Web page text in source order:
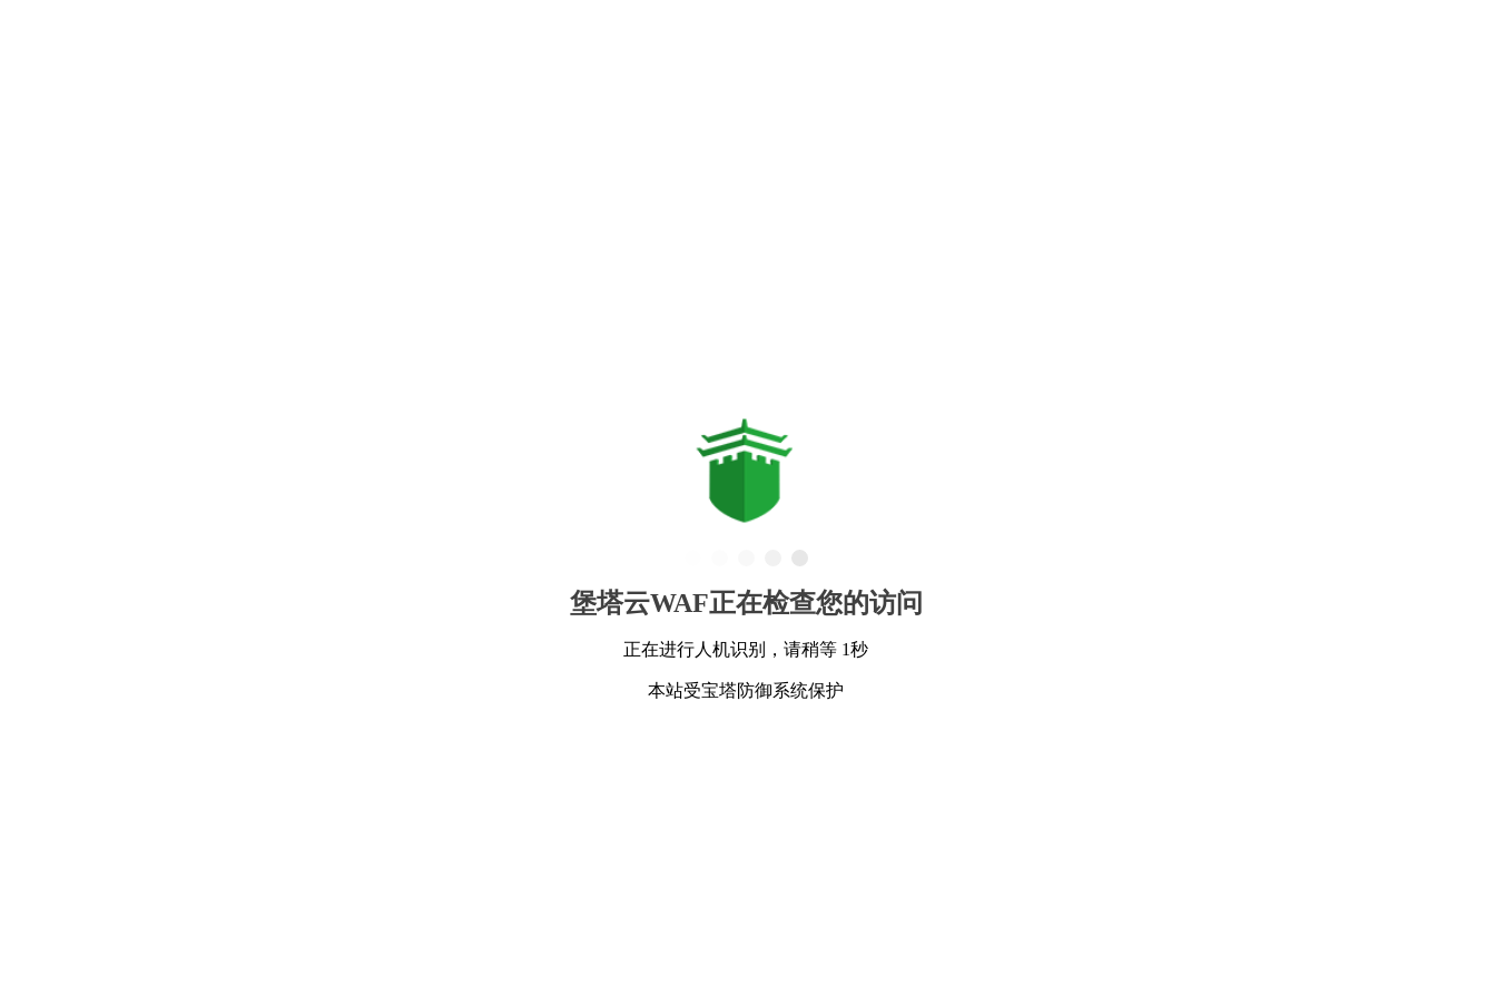
堡塔云WAF正在检查您的访问
正在进行人机识别，请稍等 1秒
本站受宝塔防御系统保护